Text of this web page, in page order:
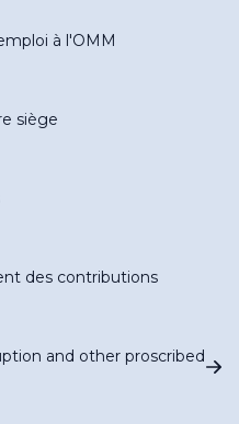
à l'OMM
siège
des contributions
and other proscribed